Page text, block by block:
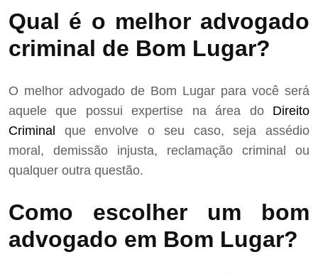
Qual é o melhor advogado
criminal de Bom Lugar?
O melhor advogado de Bom Lugar para você será
aquele que possui expertise na área do Direito
Criminal que envolve o seu caso, seja assédio
moral, demissão injusta, reclamação criminal ou
qualquer outra questão.
Como escolher um bom
advogado em Bom Lugar?